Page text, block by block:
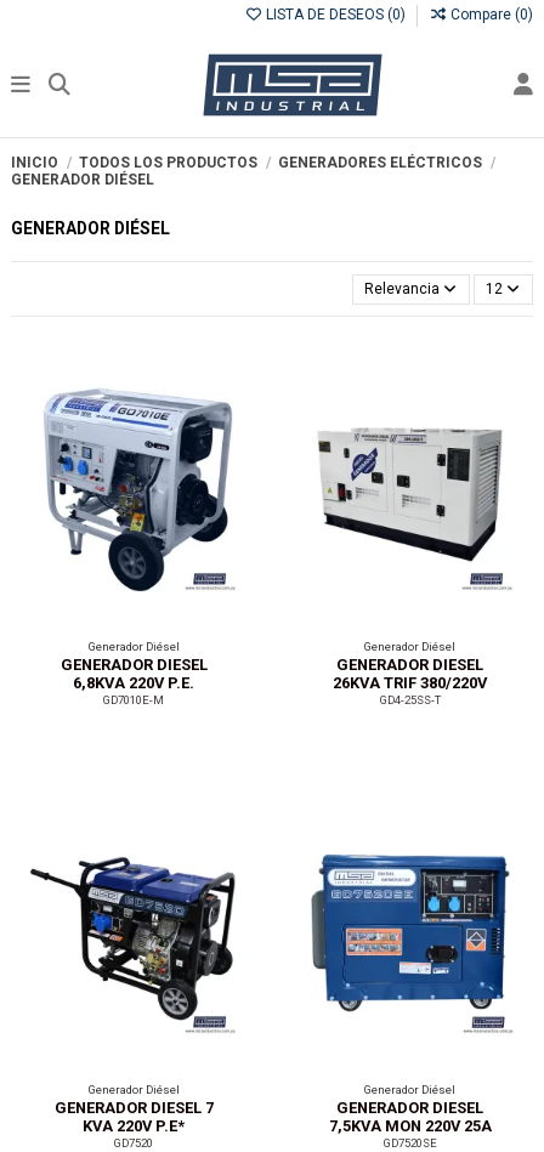
LISTA DE DESEOS (0) Compare (0)
INICIO TODOS LOS PRODUCTOS
GENERADORES ELÉCTRICOS
GENERADOR DIÉSEL
GENERADOR DIÉSEL
Relevancia 12
Generador Diésel
GENERADOR DIESEL
6,8KVA 220V P.E.
GD7010E-M
Generador Diésel
GENERADOR DIESEL
26KVA TRIF 380/220V
P.E.
GD4-25SS-T
Generador Diésel
GENERADOR DIESEL 7
KVA 220V P.E*
GD7520
Generador Diésel
GENERADOR DIESEL
7,5KVA MON 220V 25A
GD7520SE